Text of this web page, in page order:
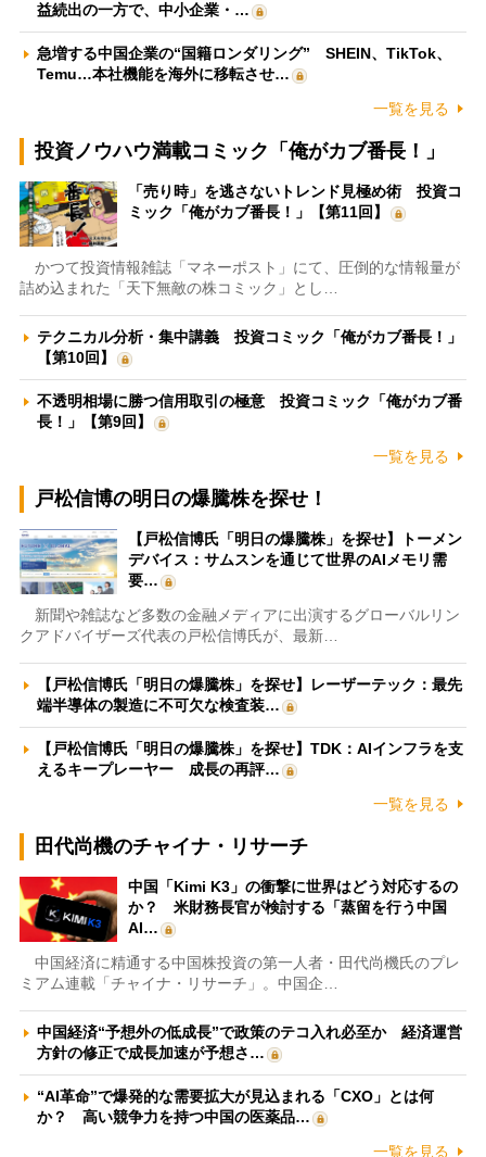
益続出の一方で、中小企業・…
急増する中国企業の“国籍ロンダリング” SHEIN、TikTok、
Temu…本社機能を海外に移転させ…
一覧を見る
投資ノウハウ満載コミック「俺がカブ番長！」
「売り時」を逃さないトレンド見極め術 投資コ
ミック「俺がカブ番長！」【第11回】
かつて投資情報雑誌「マネーポスト」にて、圧倒的な情報量が
詰め込まれた「天下無敵の株コミック」とし…
テクニカル分析・集中講義 投資コミック「俺がカブ番長！」
【第10回】
不透明相場に勝つ信用取引の極意 投資コミック「俺がカブ番
長！」【第9回】
一覧を見る
戸松信博の明日の爆騰株を探せ！
【戸松信博氏「明日の爆騰株」を探せ】トーメン
デバイス：サムスンを通じて世界のAIメモリ需
要…
新聞や雑誌など多数の金融メディアに出演するグローバルリン
クアドバイザーズ代表の戸松信博氏が、最新…
【戸松信博氏「明日の爆騰株」を探せ】レーザーテック：最先
端半導体の製造に不可欠な検査装…
【戸松信博氏「明日の爆騰株」を探せ】TDK：AIインフラを支
えるキープレーヤー 成長の再評…
一覧を見る
田代尚機のチャイナ・リサーチ
中国「Kimi K3」の衝撃に世界はどう対応するの
か？ 米財務長官が検討する「蒸留を行う中国
AI…
中国経済に精通する中国株投資の第一人者・田代尚機氏のプレ
ミアム連載「チャイナ・リサーチ」。中国企…
中国経済“予想外の低成長”で政策のテコ入れ必至か 経済運営
方針の修正で成長加速が予想さ…
“AI革命”で爆発的な需要拡大が見込まれる「CXO」とは何
か？ 高い競争力を持つ中国の医薬品…
一覧を見る